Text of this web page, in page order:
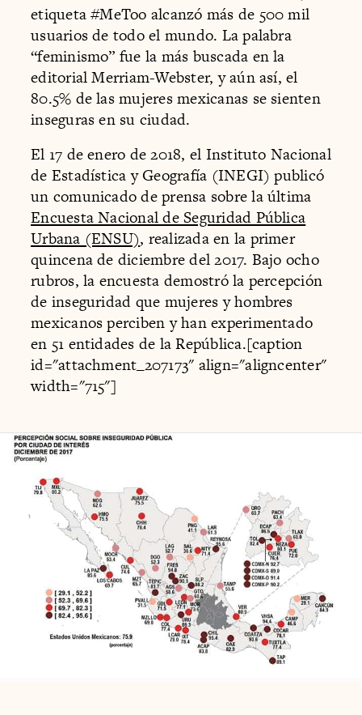
etiqueta #MeToo alcanzó más de 500 mil
usuarios de todo el mundo. La palabra
“feminismo” fue la más buscada en la
editorial Merriam-Webster, y aún así, el
80.5% de las mujeres mexicanas se sienten
inseguras en su ciudad.
El 17 de enero de 2018, el Instituto Nacional
de Estadística y Geografía (INEGI) publicó
un comunicado de prensa sobre la última
Encuesta Nacional de Seguridad Pública
Urbana (ENSU), realizada en la primer
quincena de diciembre del 2017. Bajo ocho
rubros, la encuesta demostró la percepción
de inseguridad que mujeres y hombres
mexicanos perciben y han experimentado
en 51 entidades de la República.[caption
id="attachment_207173" align="aligncenter"
width="715"]